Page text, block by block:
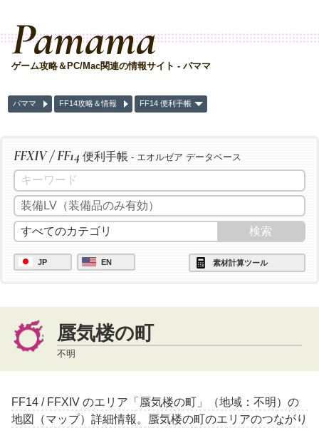
Pamama
ゲーム攻略＆PC/Mac関連の情報サイト - パママ
パママ FF14攻略＆情報 FF14 便利手帳
FFXIV / FF14 便利手帳 - エオルゼア データベース
JP EN 素材計算ツール
蜃気楼の町
不明
FF14 / FFXIV のエリア「蜃気楼の町」（地域：不明）の
地図（マップ）詳細情報。蜃気楼の町のエリアのつながり